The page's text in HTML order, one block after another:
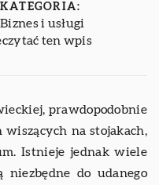
KATEGORIA:
Biznes i usługi
ten wpis
prawdopodobnie
na stojakach,
Istnieje jednak wiele
do udanego